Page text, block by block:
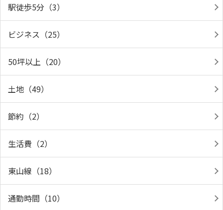
駅徒歩5分（3）
ビジネス（25）
50坪以上（20）
土地（49）
節約（2）
生活費（2）
東山線（18）
通勤時間（10）